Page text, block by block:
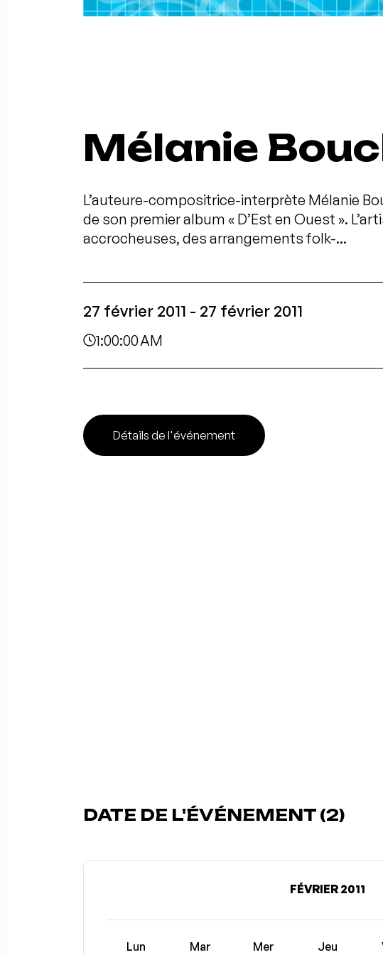
Mélanie
L’auteure-compositrice-interprète Mélanie
de son premier album « D’Est en Ouest ».
accrocheuses, des arrangements folk-...
27 février 2011 - 27 février 2011
1:00:00 AM
Détails de l'événement
DATE DE L'ÉVÉNEMENT (2)
FÉVRIER 2011
Lun Mar Mer Jeu